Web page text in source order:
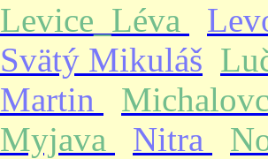
Levice_Léva
Svätý Mikuláš
Martin
Myjava
Nitra